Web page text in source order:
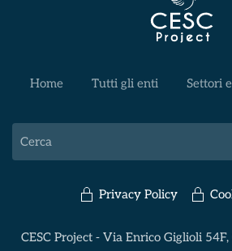
Home Tutti gli enti Settori
Privacy Policy
CESC Project - Via Enrico Giglioli